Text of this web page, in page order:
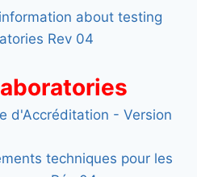
about testing
Rev 04
d'Accréditation - Version
techniques pour les